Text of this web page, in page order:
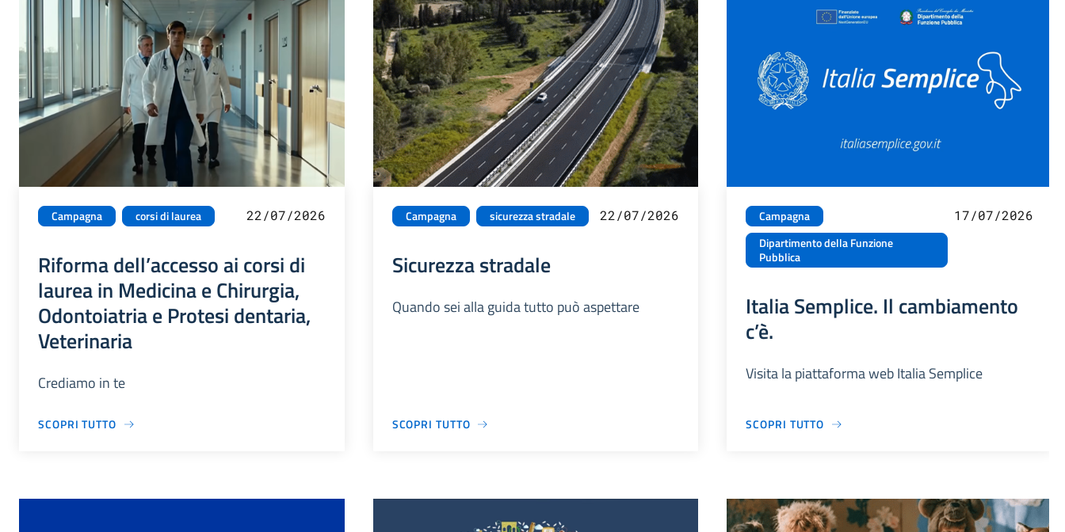
Campagna corsi di laurea 22/07/2026
Riforma dell’accesso ai corsi di
laurea in Medicina e Chirurgia,
Odontoiatria e Protesi dentaria,
Veterinaria
Crediamo in te
SCOPRI TUTTO
Campagna sicurezza stradale 22/07/2026
Sicurezza stradale
Quando sei alla guida tutto può aspettare
SCOPRI TUTTO
Campagna
Dipartimento della Funzione
Pubblica
17/07/2026
Italia Semplice. Il cambiamento
c’è.
Visita la piattaforma web Italia Semplice
SCOPRI TUTTO